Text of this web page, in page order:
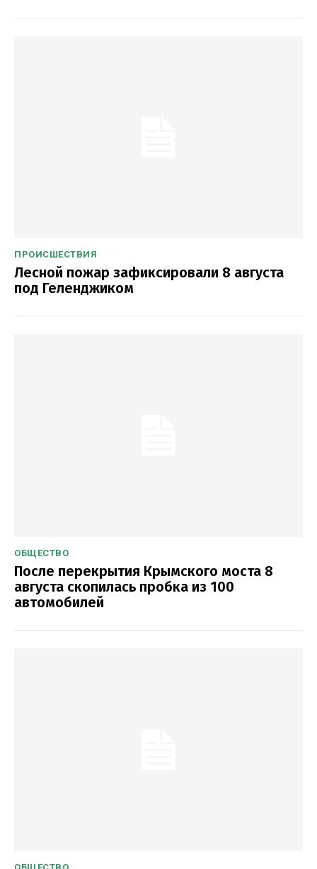
ПРОИСШЕСТВИЯ
Лесной пожар зафиксировали 8 августа
под Геленджиком
ОБЩЕСТВО
После перекрытия Крымского моста 8
августа скопилась пробка из 100
автомобилей